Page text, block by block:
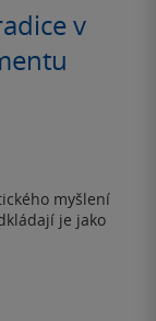
v
myšlení
je jako